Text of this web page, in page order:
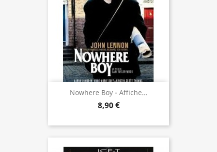
Nowhere Boy - Affiche...
8,90 €